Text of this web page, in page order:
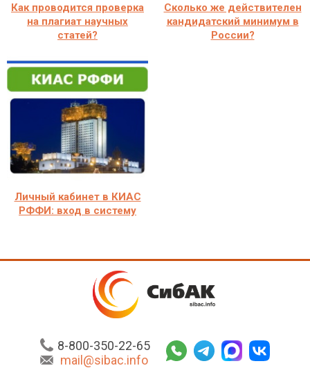
Как проводится проверка
на плагиат научных
статей?
Сколько же действителен
кандидатский минимум в
России?
Личный кабинет в КИАС
РФФИ: вход в систему
8-800-350-22-65
mail@sibac.info